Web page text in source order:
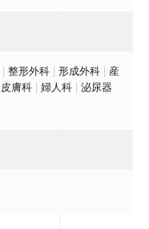
整形外科 形成外科
産
皮膚科 婦人科
泌尿器